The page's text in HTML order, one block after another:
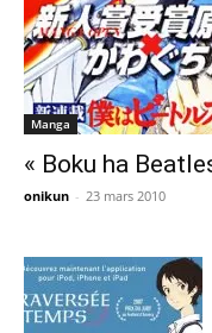
Manga
« Boku ha
onikun - 23 mars 2010